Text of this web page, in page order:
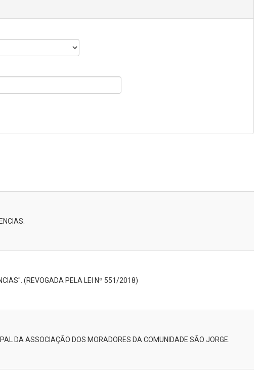
(REVOGADA PELA LEI Nº 551/2018)
DA ASSOCIAÇÃO DOS MORADORES DA COMUNIDADE SÃO JORGE.